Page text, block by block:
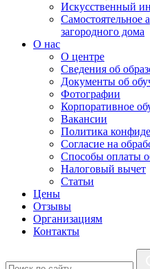
Искусственный
Самостоятельное
загородного дома
О нас
О центре
Сведения об
Документы об
Фотографии
Корпоративное
Вакансии
Политика
Согласие на
Способы оплаты
Налоговый вычет
Статьи
Цены
Отзывы
Организациям
Контакты